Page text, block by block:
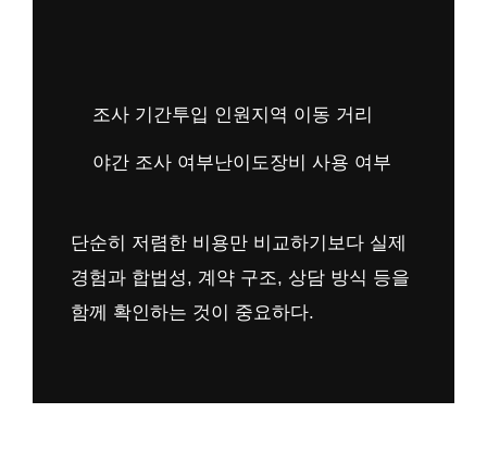
조사 기간투입 인원지역 이동 거리
야간 조사 여부난이도장비 사용 여부
단순히 저렴한 비용만 비교하기보다 실제
경험과 합법성, 계약 구조, 상담 방식 등을
함께 확인하는 것이 중요하다.